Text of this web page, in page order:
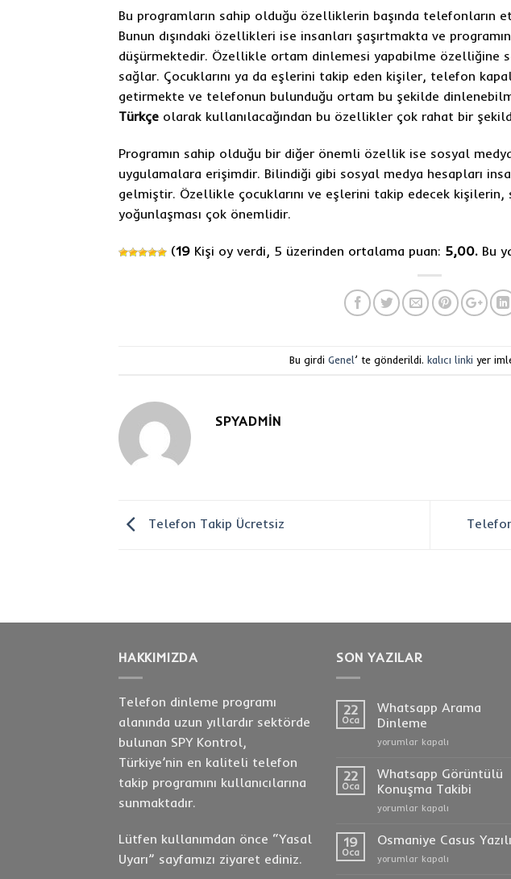
Bu programların sahip olduğu özelliklerin başında telefonların
Bunun dışındaki özellikleri ise insanları şaşırtmakta ve
düşürmektedir. Özellikle ortam dinlemesi yapabilme özelliğine
sağlar. Çocuklarını ya da eşlerini takip eden kişiler, telefon
getirmekte ve telefonun bulunduğu ortam bu şekilde
Türkçe olarak kullanılacağından bu özellikler çok rahat bir
Programın sahip olduğu bir diğer önemli özellik ise sosyal
uygulamalara erişimdir. Bilindiği gibi sosyal medya hesapları
gelmiştir. Özellikle çocuklarını ve eşlerini takip edecek kişilerin,
yoğunlaşması çok önemlidir.
(19 Kişi oy verdi, 5 üzerinden ortalama puan: 5,00. Bu
Bu girdiGenel’ te gönderildi.kalıcı linki yer
SPYADMIN
Telefon Takip Ücretsiz
HAKKIMIZDA
Telefon dinleme programı
alanında uzun yıllardır sektörde
bulunan SPY Kontrol,
Türkiye’nin en kaliteli telefon
takip programını kullanıcılarına
sunmaktadır.
Lütfen kullanımdan önce “Yasal
Uyarı” sayfamızı ziyaret ediniz.
SON YAZILAR
22
Oca
Whatsapp Arama
Dinleme
Whatsapp
Dinleme
için
yorumlar kapalı
22
Oca
Whatsapp Görüntülü
Konuşma Takibi
Whatsapp
Konuşma
Takibi
için
yorumlar kapalı
19
Oca
Osmaniye Casus
Osmaniye
yorumlar kapalı